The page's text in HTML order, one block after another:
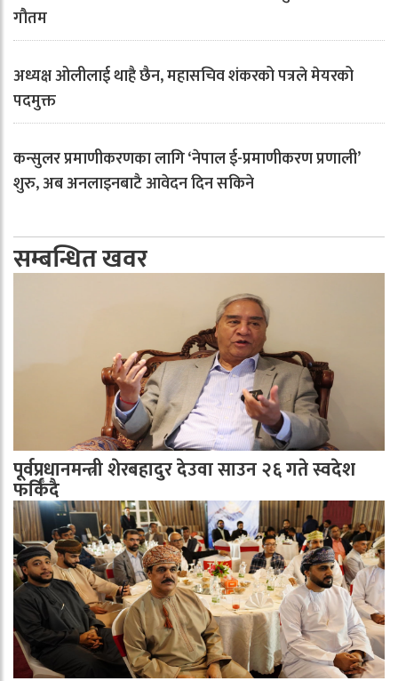
गौतम
अध्यक्ष ओलीलाई थाहै छैन, महासचिव शंकरको पत्रले मेयरको
पदमुक्त
कन्सुलर प्रमाणीकरणका लागि ‘नेपाल ई-प्रमाणीकरण प्रणाली’
शुरु, अब अनलाइनबाटै आवेदन दिन सकिने
सम्बन्धित खवर
पूर्वप्रधानमन्त्री शेरबहादुर देउवा साउन २६ गते स्वदेश
फर्किँदै